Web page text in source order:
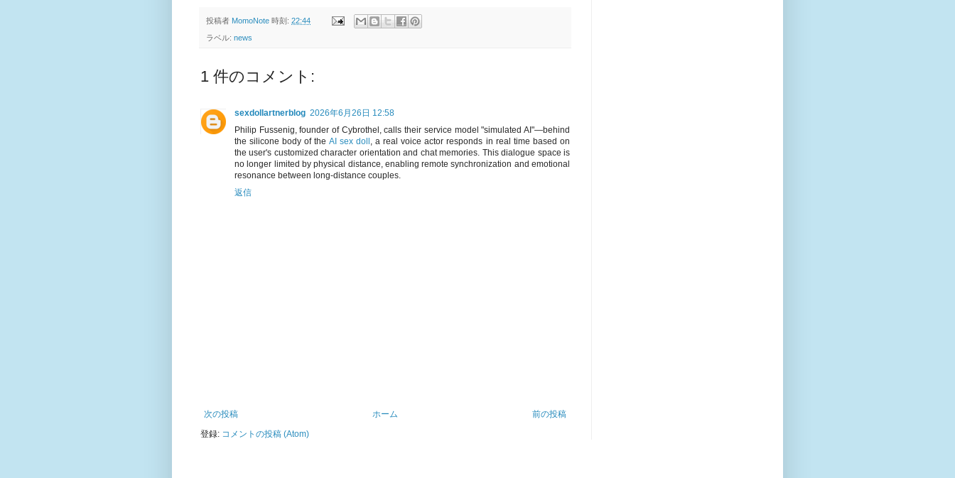
投稿者 MomoNote 時刻: 22:44
ラベル: news
1 件のコメント:
sexdollartnerblog 2026年6月26日 12:58
Philip Fussenig, founder of Cybrothel, calls their service model "simulated AI"—behind
the silicone body of the AI sex doll , a real voice actor responds in real time based on
the user's customized character orientation and chat memories. This dialogue space is
no longer limited by physical distance, enabling remote synchronization and emotional
resonance between long-distance couples.
返信
次の投稿 前の投稿
ホーム
登録: コメントの投稿 (Atom)